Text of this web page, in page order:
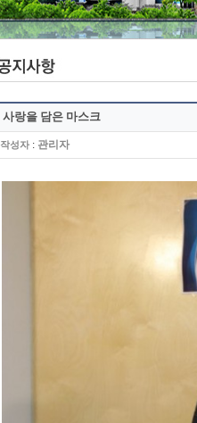
사랑을 담은 마스크
작성자 : 관리자